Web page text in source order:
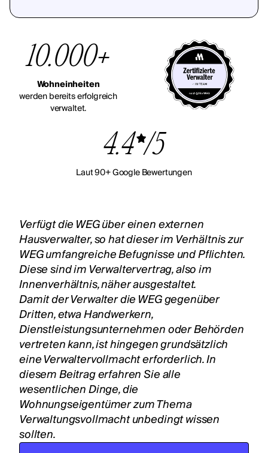
10.000+
Wohneinheiten
werden bereits erfolgreich
verwaltet.
4.4 /5
Laut 90+ Google Bewertungen
Verfügt die WEG über einen externen
Hausverwalter, so hat dieser im Verhältnis zur
WEG umfangreiche Befugnisse und Pflichten.
Diese sind im Verwaltervertrag, also im
Innenverhältnis, näher ausgestaltet.
Damit der Verwalter die WEG gegenüber
Dritten, etwa Handwerkern,
Dienstleistungsunternehmen oder Behörden
vertreten kann, ist hingegen grundsätzlich
eine Verwaltervollmacht erforderlich. In
diesem Beitrag erfahren Sie alle
wesentlichen Dinge, die
Wohnungseigentümer zum Thema
Verwaltungsvollmacht unbedingt wissen
sollten.